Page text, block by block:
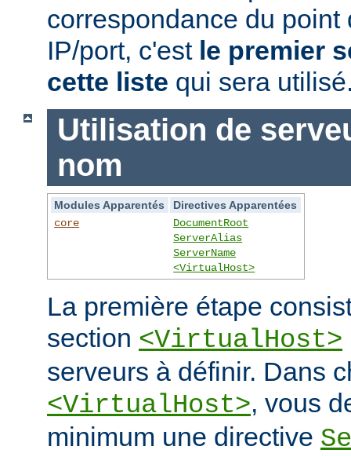
correspondance du point
IP/port, c'est le premier
cette liste qui sera
Utilisation de
nom
Modules Apparentés
Directives Apparentées
core
DocumentRoot
ServerAlias
ServerName
<VirtualHost>
La première étape
section <VirtualHost>
serveurs à définir. Dans
<VirtualHost>, vous
minimum une directive